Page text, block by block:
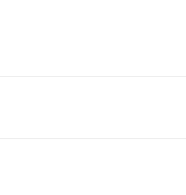
механизмов. Среди